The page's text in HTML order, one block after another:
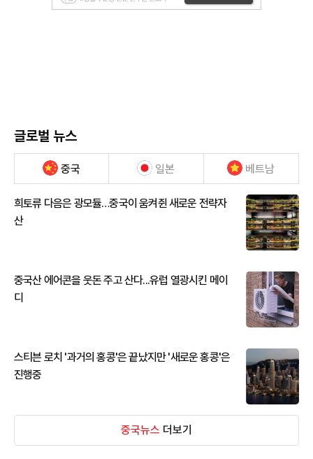
글로벌 뉴스
중국 일본 베트남
희토류 다음은 광모듈…중국이 움켜쥔 새로운 전략자
산
중국산 에어콘을 웃돈 주고 산다...유럽 열광시킨 메이
디
스티븐 로치 '과거의 홍콩'은 끝났지만 '새로운 홍콩'은
진행중
중국뉴스 더보기